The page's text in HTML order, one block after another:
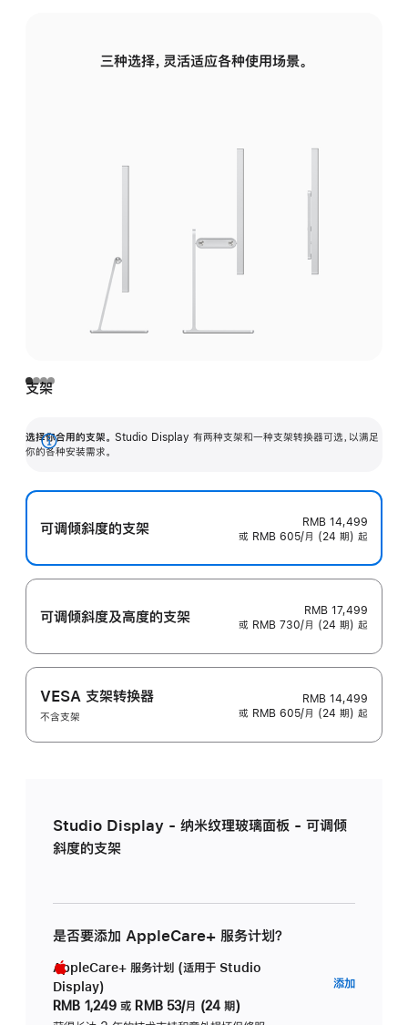
三种选择，灵活适应各种使用场景。
支架
选择你合用的支架。 Studio Display 有两种支架和一种支架转换器可选，以满足
你的各种安装需求。
展
可调倾斜度的支架
RMB 14,499
或 RMB 605/月 (24 期) 起
可调倾斜度及高‍度的支‍架
RMB 17,499
或 RMB 730/月 (24 期) 起
VESA 支架转换器
不含支架
RMB 14,499
或 RMB 605/月 (24 期) 起
Studio Display - 纳米纹理玻璃面板 - 可调倾
斜度的支架
是否要添加 AppleCare+ 服务计划？
AppleCare+ 服务计划 (适用于 Studio
Display)
RMB 1,249 或 RMB 53/月 (24 期)
添加